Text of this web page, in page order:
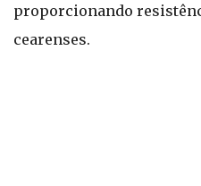
proporcionando
cearenses.